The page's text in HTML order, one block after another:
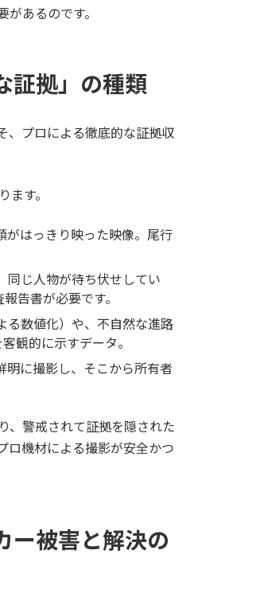
あるのです。
証拠」の種類
、プロによる徹底的な証拠収
す。
がはっきり映った映像。尾行
同じ人物が待ち伏せしてい
告書が必要です。
る数値化）や、不自然な進路
観的に示すデータ。
明に撮影し、そこから所有者
、警戒されて証拠を隠された
ロ機材による撮影が安全かつ
ー被害と解決の